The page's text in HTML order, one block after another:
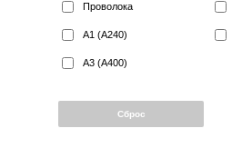
Проволока
А1 (А240)
А3 (А400)
Сброс